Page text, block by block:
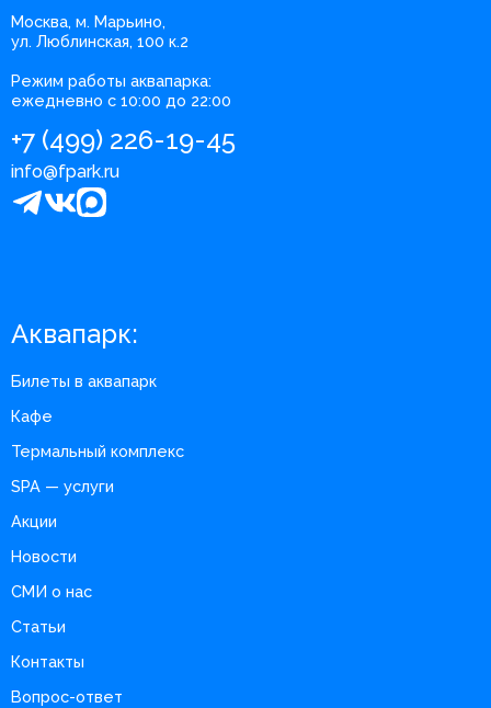
Москва, м. Марьино,
ул. Люблинская, 100 к.2
Режим работы аквапарка:
ежедневно с 10:00 до 22:00
+7 (499) 226-19-45
info@fpark.ru
Аквапарк:
Билеты в аквапарк
Кафе
Термальный комплекс
SPA — услуги
Акции
Новости
СМИ о нас
Статьи
Контакты
Вопрос-ответ